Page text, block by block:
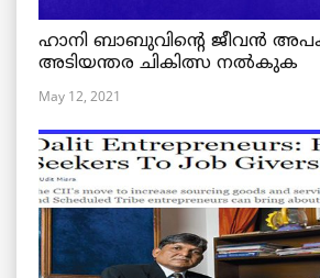
ഹാനി ബാബുവിന്റെ ജീവൻ
അടിയന്തര ചികിത്സ നൽകുക
May 12, 2021